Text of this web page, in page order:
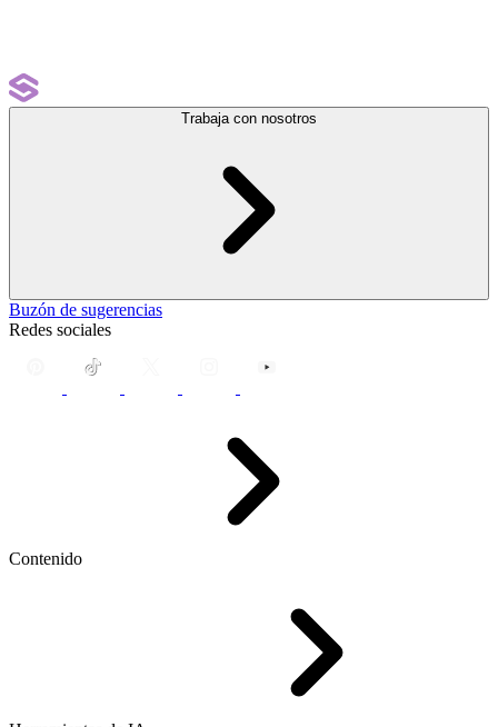
Trabaja con nosotros
Buzón de sugerencias
Redes sociales
Contenido